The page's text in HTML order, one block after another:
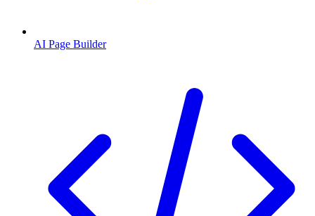
AI Page Builder